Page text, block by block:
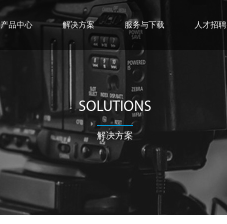
产品中心 解决方案 服务与下载 人才招聘
SOLUTIONS
解决方案